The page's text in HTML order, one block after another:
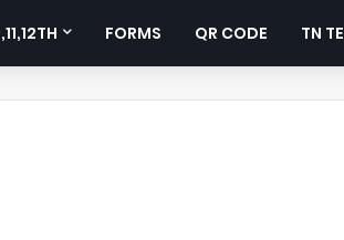
FORMS QR CODE TN